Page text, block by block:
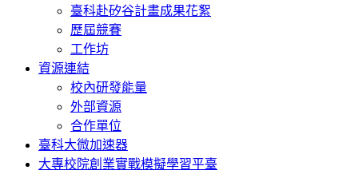
臺科赴矽谷計畫成果花絮
歷屆競賽
工作坊
資源連結
校內研發能量
外部資源
合作單位
臺科大微加速器
大專校院創業實戰模擬學習平臺